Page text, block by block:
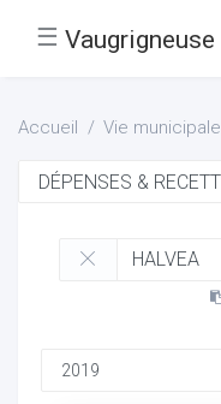
☰ Vaugrigneuse
Accueil Vie municipale